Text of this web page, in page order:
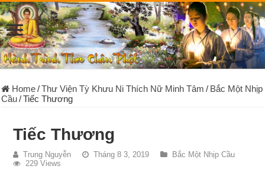
Home/Thư Viện Tỳ Khưu Ni Thích Nữ Minh Tâm / Bắc Một Nhịp
Cầu/Tiếc Thương
Tiếc Thương
Trung Nguyễn Tháng 8 3, 2019
Bắc Một Nhịp Cầu
229 Views